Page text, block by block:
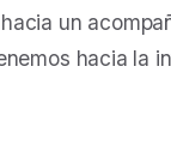
un
hacia la